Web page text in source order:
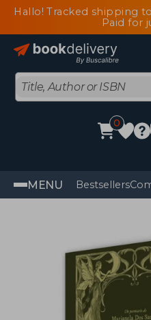
Hallo! Tracked shipping
Paid for
0
MENU Bestsellers